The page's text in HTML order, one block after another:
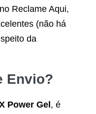
Reclame Aqui,
(não há
da
Envio?
Power Gel , é